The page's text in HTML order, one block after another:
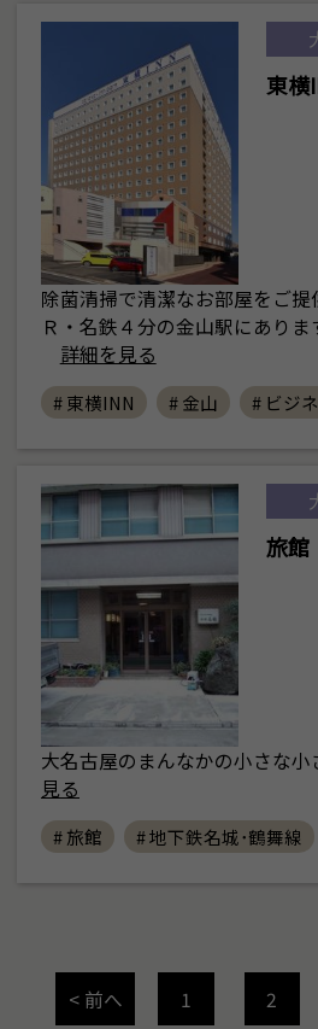
東
除菌清掃で清潔なお部屋をご提
Ｒ・名鉄４分の金山駅にあり
詳細を見る
# 東横INN # 金山 # ビジ
旅
大名古屋のまんなかの小さな小
見る
# 旅館 # 地下鉄名城･鶴舞線
< 前へ 1 2